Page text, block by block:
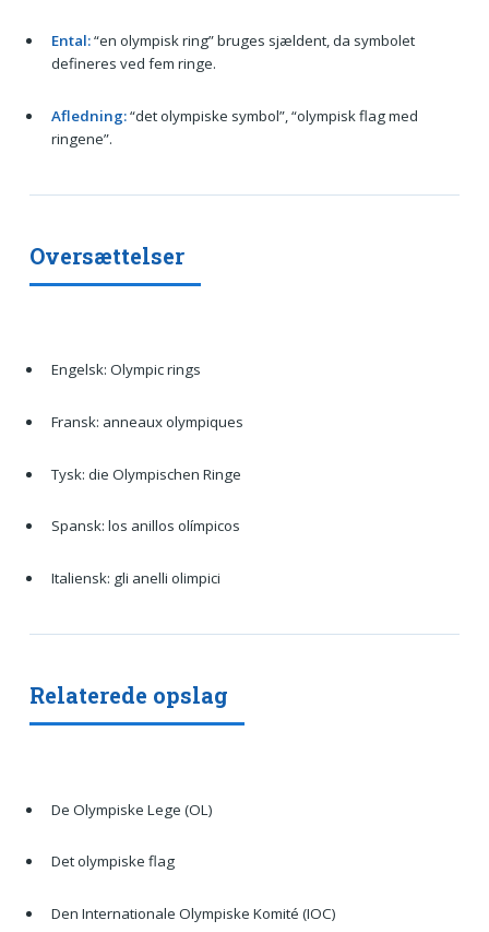
Ental:“en olympisk ring” bruges sjældent, da symbolet
defineres ved fem ringe.
Afledning:“det olympiske symbol”, “olympisk flag med
ringene”.
Oversættelser
Engelsk: Olympic rings
Fransk: anneaux olympiques
Tysk: die Olympischen Ringe
Spansk: los anillos olímpicos
Italiensk: gli anelli olimpici
Relaterede opslag
De Olympiske Lege (OL)
Det olympiske flag
Den Internationale Olympiske Komité (IOC)